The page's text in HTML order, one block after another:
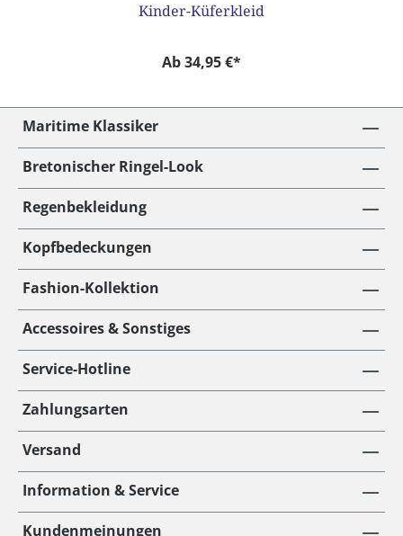
Kinder-Küferkleid
Ab 34,95 €*
Maritime Klassiker
Bretonischer Ringel-Look
Regenbekleidung
Kopfbedeckungen
Fashion-Kollektion
Accessoires & Sonstiges
Service-Hotline
Zahlungsarten
Versand
Information & Service
Kundenmeinungen